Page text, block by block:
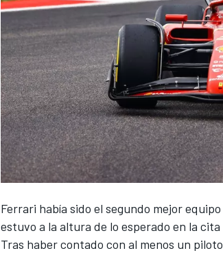
Ferrari había sido el segundo mejor
estuvo a la altura de lo esperado en la
Tras haber contado con al menos un